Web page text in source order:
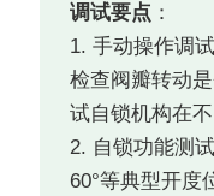
调试要点 ：
1. 手动操作调
检查阀瓣转动
试自锁机构在
2. 自锁功能测
60°等典型开度